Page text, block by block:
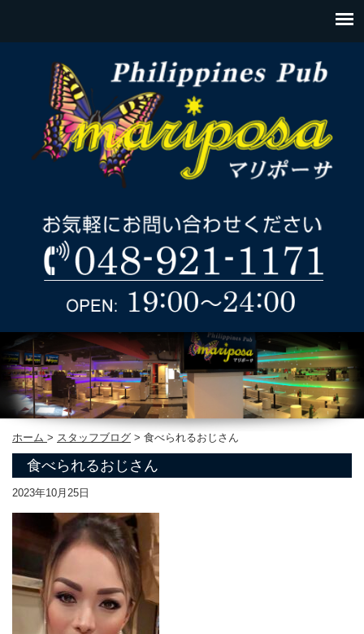
ホーム > スタッフブログ > 食べられるおじさん
食べられるおじさん
2023年10月25日